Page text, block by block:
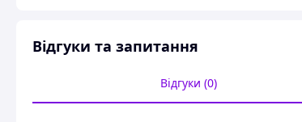
Відгуки та запитання
Відгуки (0)